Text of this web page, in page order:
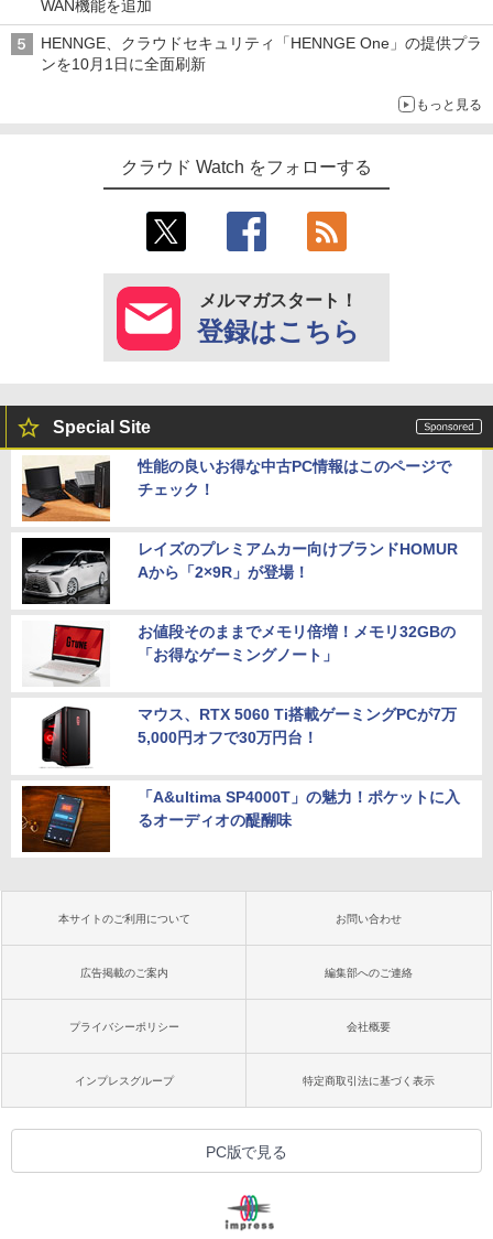
WAN機能を追加
HENNGE、クラウドセキュリティ「HENNGE One」の提供プラ
ンを10月1日に全面刷新
もっと見る
クラウド Watch をフォローする
メルマガスタート！
登録はこちら
Special Site
性能の良いお得な中古PC情報はこのページで
チェック！
レイズのプレミアムカー向けブランドHOMUR
Aから「2×9R」が登場！
お値段そのままでメモリ倍増！メモリ32GBの
「お得なゲーミングノート」
マウス、RTX 5060 Ti搭載ゲーミングPCが7万
5,000円オフで30万円台！
「A&ultima SP4000T」の魅力！ポケットに入
るオーディオの醍醐味
本サイトのご利用について お問い合わせ
広告掲載のご案内 編集部へのご連絡
プライバシーポリシー 会社概要
インプレスグループ 特定商取引法に基づく表示
PC版で見る